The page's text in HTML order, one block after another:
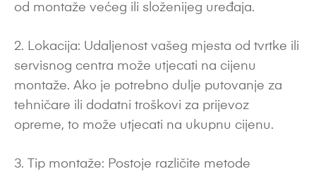
od montaže većeg ili složenijeg uređaja.
2. Lokacija: Udaljenost vašeg mjesta od tvrtke ili
servisnog centra može utjecati na cijenu
montaže. Ako je potrebno dulje putovanje za
tehničare ili dodatni troškovi za prijevoz
opreme, to može utjecati na ukupnu cijenu.
3. Tip montaže: Postoje različite metode